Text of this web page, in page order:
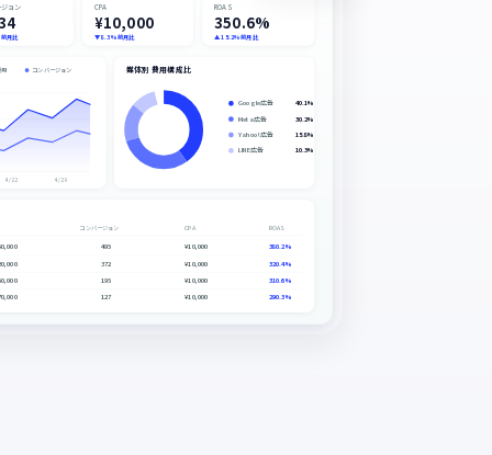
ョン CPA ROAS
¥10,000 350.6%
月比 ▼ 8.3% 前月比 ▲ 15.2% 前月比
用 コンバージョン
4/22 4/29
媒体別 費用構成比
Google広告
40.1%
Meta広告
30.2%
Yahoo!広告 15.8%
LINE広告 10.3%
コンバージョン CPA ROAS
495 ¥10,000 380.2%
372 ¥10,000
320.4%
195 ¥10,000 310.6%
127 ¥10,000 290.3%